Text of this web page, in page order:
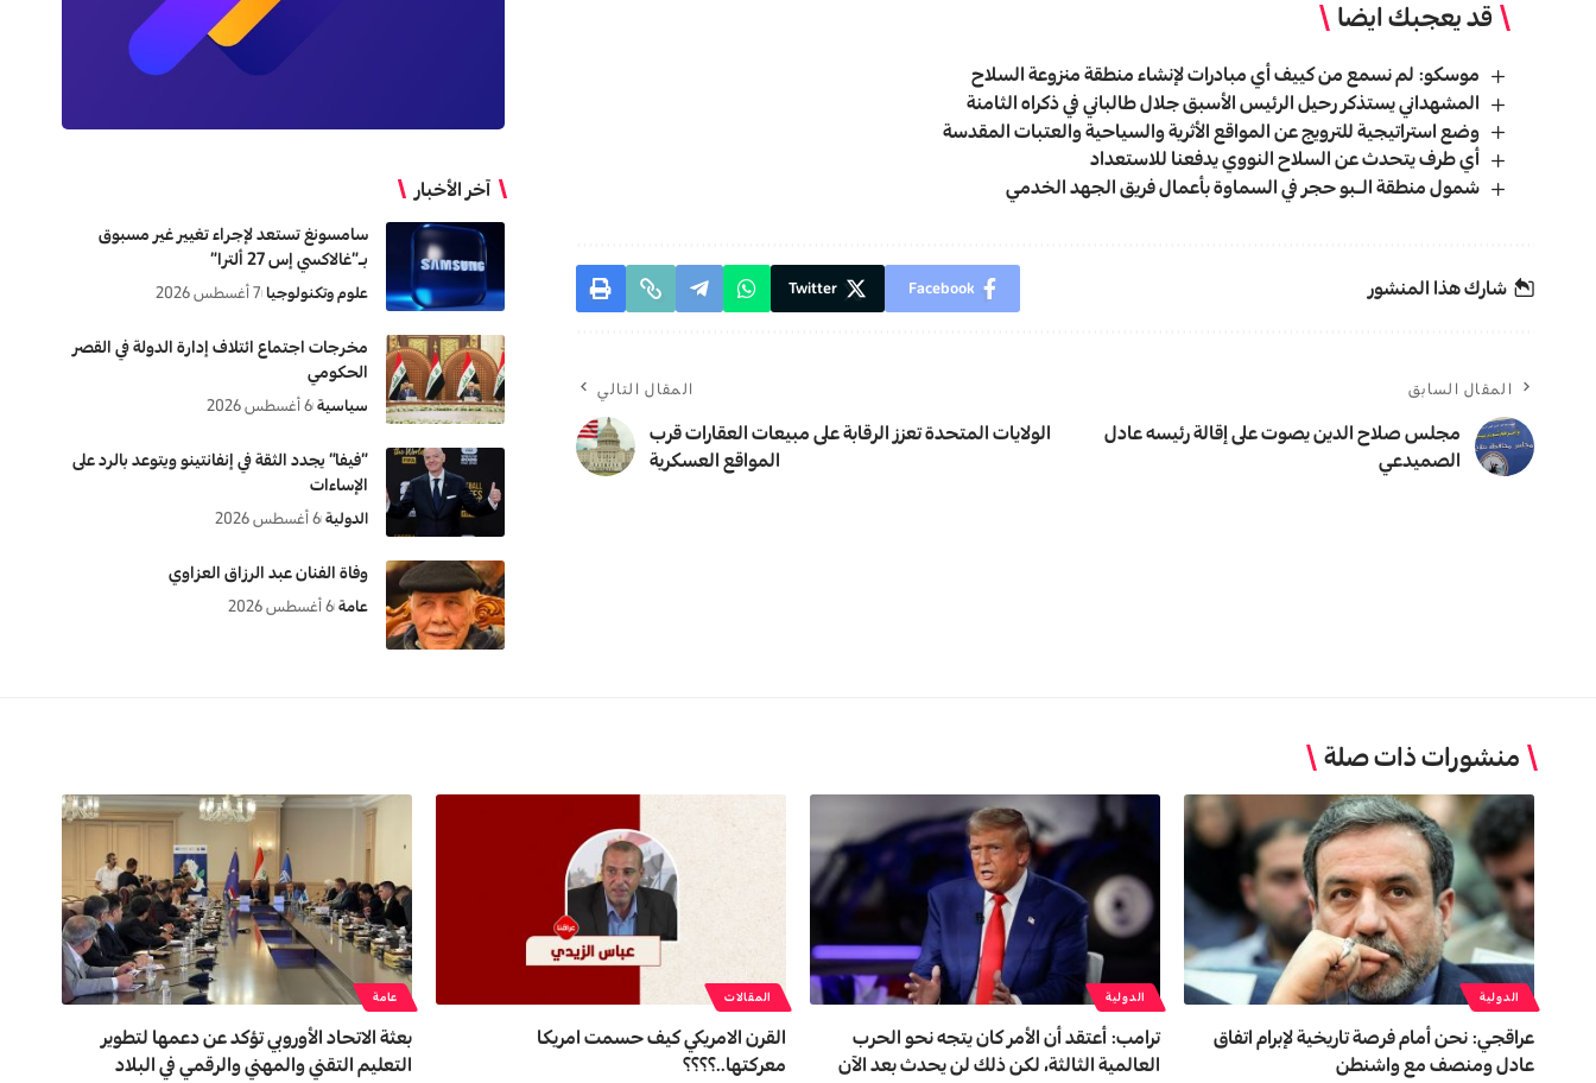
قد يعجبك ايضا
موسكو: لم نسمع من كييف أي مبادرات لإنشاء منطقة منزوعة السلاح
المشهداني يستذكر رحيل الرئيس الأسبق جلال طالباني في ذكراه الثامنة
وضع استراتيجية للترويج عن المواقع الأثرية والسياحية والعتبات المقدسة
أي طرف يتحدث عن السلاح النووي يدفعنا للاستعداد
شمول منطقة الـبو حجر في السماوة بأعمال فريق الجهد الخدمي
شارك هذا المنشور Facebook
Twitter
المقال السابق
مجلس صلاح الدين يصوت على إقالة رئيسه عادل
الصميدعي
المقال التالي
الولايات المتحدة تعزز الرقابة على مبيعات العقارات قرب
المواقع العسكرية
آخر الأخبار
سامسونغ تستعد لإجراء تغيير غير مسبوق
بـ”غالاكسي إس 27 ألترا”
علوم وتكنولوجيا 7 أغسطس 2026
مخرجات اجتماع ائتلاف إدارة الدولة في القصر
الحكومي
سياسية 6 أغسطس 2026
“فيفا” يجدد الثقة في إنفانتينو ويتوعد بالرد على
الإساءات
الدولية 6 أغسطس 2026
وفاة الفنان عبد الرزاق العزاوي
عامة 6 أغسطس 2026
منشورات ذات صلة
الدولية
عراقجي: نحن أمام فرصة تاريخية لإبرام اتفاق
عادل ومنصف مع واشنطن
الدولية
ترامب: أعتقد أن الأمر كان يتجه نحو الحرب
العالمية الثالثة، لكن ذلك لن يحدث بعد الآن
المقالات
القرن الامريكي كيف حسمت امريكا
معركتها..؟؟؟؟
عامة
بعثة الاتحاد الأوروبي تؤکد عن دعمها لتطوير
التعليم التقني والمهني والرقمي في البلاد